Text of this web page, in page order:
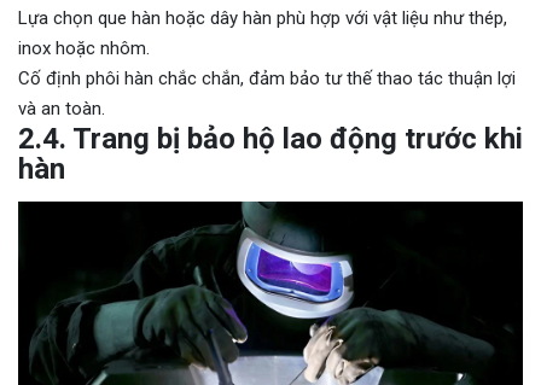
Lựa chọn que hàn hoặc dây hàn phù hợp với vật liệu như thép,
inox hoặc nhôm.
Cố định phôi hàn chắc chắn, đảm bảo tư thế thao tác thuận lợi
và an toàn.
2.4. Trang bị bảo hộ lao động trước khi
hàn